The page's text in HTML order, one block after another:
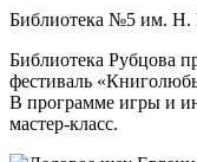
Библиотека №5 им. Н.
Библиотека Рубцова
фестиваль
В программе игры и
мастер-класс.